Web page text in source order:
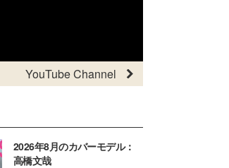
YouTube Channel
2026年8月のカバーモデル：
高橋文哉